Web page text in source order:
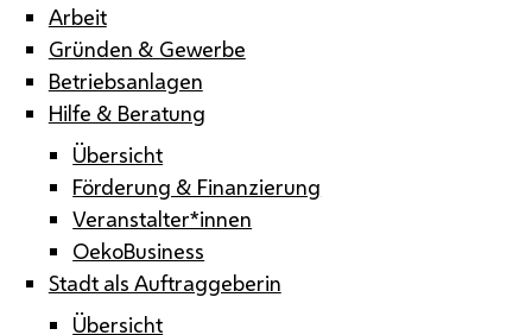
Arbeit
Gründen & Gewerbe
Betriebsanlagen
Hilfe & Beratung
Übersicht
Förderung & Finanzierung
Veranstalter*innen
OekoBusiness
Stadt als Auftraggeberin
Übersicht